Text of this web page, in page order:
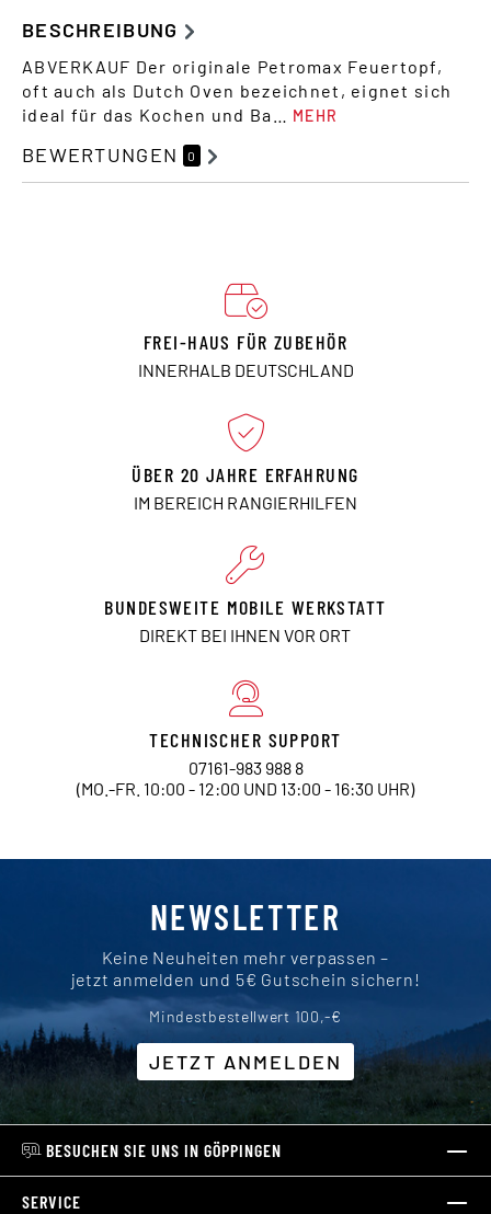
BESCHREIBUNG
ABVERKAUF Der originale Petromax Feuertopf,
oft auch als Dutch Oven bezeichnet, eignet sich
ideal für das Kochen und Ba…
MEHR
BEWERTUNGEN 0
FREI-HAUS FÜR ZUBEHÖR
INNERHALB DEUTSCHLAND
ÜBER 20 JAHRE ERFAHRUNG
IM BEREICH RANGIERHILFEN
BUNDESWEITE MOBILE WERKSTATT
DIREKT BEI IHNEN VOR ORT
TECHNISCHER SUPPORT
07161-983 988 8
(MO.-FR. 10:00 - 12:00 UND 13:00 - 16:30 UHR)
NEWSLETTER
Keine Neuheiten mehr verpassen –
jetzt anmelden und 5€ Gutschein sichern!
Mindestbestellwert 100,-€
JETZT ANMELDEN
BESUCHEN SIE UNS IN GÖPPINGEN
SERVICE